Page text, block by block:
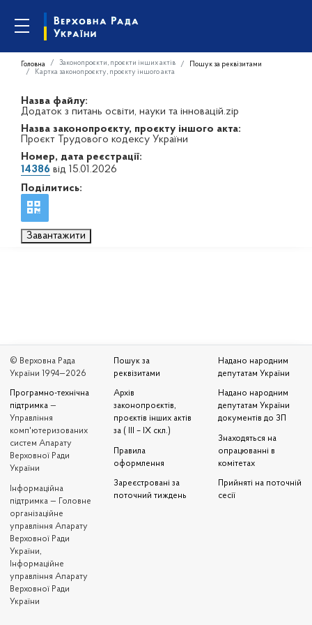
Головна Законопроєкти, проєкти інших актів
Пошук за реквізитами
Картка законопроєкту, проєкту іншого акта
Назва файлу:
Додаток з питань освіти, науки та інновацій.zip
Назва законопроєкту, проєкту іншого акта:
Проєкт Трудового кодексу України
Номер, дата реєстрації:
14386 від 15.01.2026
Поділитись:
Завантажити
© Верховна Рада
України 1994—2026
Програмно-технічна
підтримка —
Управління
комп'ютеризованих
систем Апарату
Верховної Ради
України
Iнформаційна
підтримка — Головне
організаційне
управління Апарату
Верховної Ради
України,
Інформаційне
управління Апарату
Верховної Ради
України
Пошук за
реквізитами
Архів
законопроєктів,
проєктів інших актів
за ( III – IX скл.)
Правила
оформлення
Зареєстровані за
поточний тиждень
Надано народним
депутатам України
Надано народним
депутатам України
документів до ЗП
Знаходяться на
опрацюванні в
комітетах
Прийняті на поточній
сесії